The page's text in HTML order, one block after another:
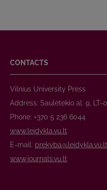
CONTACTS
Vilnius University Press
Address: Saulėtekio al. 9, LT-
Phone: +370 5 236 6044
www.leidykla.vu.lt
E-mail: prekyba@leidykla.vu.lt
www.journals.vu.lt